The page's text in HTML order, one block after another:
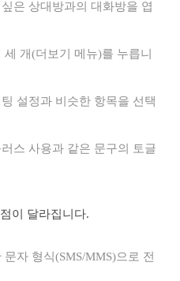
은 상대방과의 대화방을 엽
개(더보기 메뉴)를 누릅니
설정과 비슷한 항목을 선택
스 사용과 같은 문구의 토글
이 달라집니다.
자 형식(SMS/MMS)으로 전